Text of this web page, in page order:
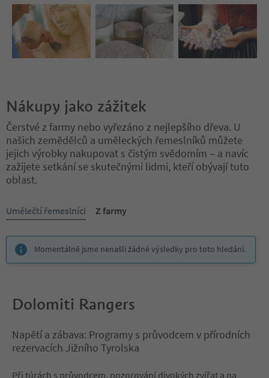
Nákupy jako zážitek
Čerstvé z farmy nebo vyřezáno z nejlepšího dřeva. U
našich zemědělců a uměleckých řemeslníků můžete
jejich výrobky nakupovat s čistým svědomím – a navíc
zažijete setkání se skutečnými lidmi, kteří obývají tuto
oblast.
Nacházíte se na tabulkovém posuvníku. Vyberte kartu pro
Umělečtí řemeslníci Z farmy
Momentálně jsme nenašli žádné výsledky pro toto hledání.
Dolomiti Rangers
Napětí a zábava: Programy s průvodcem v přírodních
rezervacích Jižního Tyrolska
Při túrách s průvodcem, pozorování divokých zvířat a na